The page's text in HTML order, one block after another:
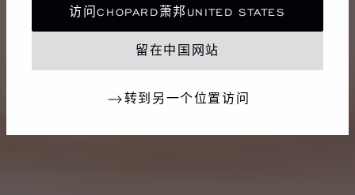
访问CHOPARD萧邦UNITED STATES
留在中国网站
转到另一个位置访问